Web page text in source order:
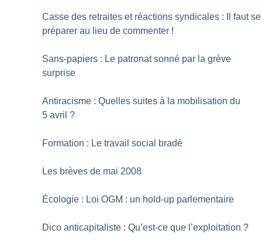
Casse des retraites et réactions syndicales : Il faut se
préparer au lieu de commenter !
Sans-papiers : Le patronat sonné par la grève
surprise
Antiracisme : Quelles suites à la mobilisation du
5 avril ?
Formation : Le travail social bradé
Les brèves de mai 2008
Écologie : Loi OGM : un hold-up parlementaire
Dico anticapitaliste : Qu’est-ce que l’exploitation ?